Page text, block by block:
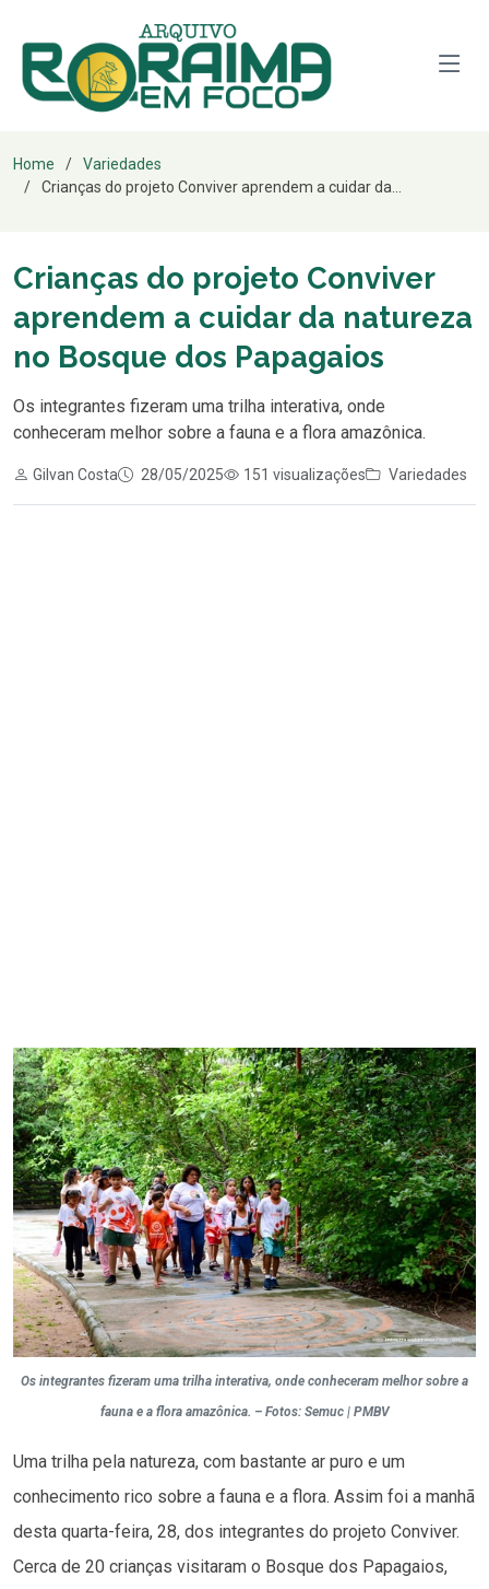
Home
Variedades
Crianças do projeto Conviver aprendem a cuidar da...
Crianças do projeto Conviver
aprendem a cuidar da natureza
no Bosque dos Papagaios
Os integrantes fizeram uma trilha interativa, onde
conheceram melhor sobre a fauna e a flora amazônica.
Gilvan Costa 28/05/2025 151 visualizações Variedades
Os integrantes fizeram uma trilha interativa, onde conheceram melhor sobre a
fauna e a flora amazônica. – Fotos: Semuc | PMBV
Uma trilha pela natureza, com bastante ar puro e um
conhecimento rico sobre a fauna e a flora. Assim foi a manhã
desta quarta-feira, 28, dos integrantes do projeto Conviver.
Cerca de 20 crianças visitaram o Bosque dos Papagaios,